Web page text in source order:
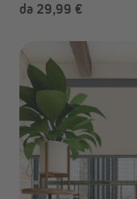
da 29,99 €